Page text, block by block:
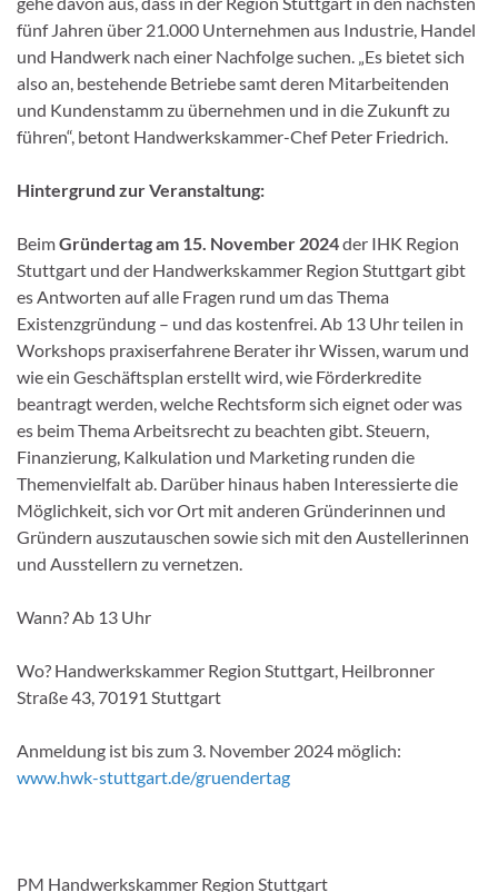
fünf Jahren über 21.000 Unternehmen aus Industrie, Handel
und Handwerk nach einer Nachfolge suchen. „Es bietet sich
also an, bestehende Betriebe samt deren Mitarbeitenden
und Kundenstamm zu übernehmen und in die Zukunft zu
führen“, betont Handwerkskammer-Chef Peter Friedrich.
Hintergrund zur Veranstaltung:
BeimGründertag am 15. November 2024der IHK Region
Stuttgart und der Handwerkskammer Region Stuttgart gibt
es Antworten auf alle Fragen rund um das Thema
Existenzgründung – und das kostenfrei. Ab 13 Uhr teilen in
Workshops praxiserfahrene Berater ihr Wissen, warum und
wie ein Geschäftsplan erstellt wird, wie Förderkredite
beantragt werden, welche Rechtsform sich eignet oder was
es beim Thema Arbeitsrecht zu beachten gibt. Steuern,
Finanzierung, Kalkulation und Marketing runden die
Themenvielfalt ab. Darüber hinaus haben Interessierte die
Möglichkeit, sich vor Ort mit anderen Gründerinnen und
Gründern auszutauschen sowie sich mit den Austellerinnen
und Ausstellern zu vernetzen.
Wann? Ab 13 Uhr
Wo? Handwerkskammer Region Stuttgart, Heilbronner
Straße 43, 70191 Stuttgart
Anmeldung ist bis zum 3. November 2024 möglich:
www.hwk-stuttgart.de/gruendertag
PM Handwerkskammer Region Stuttgart